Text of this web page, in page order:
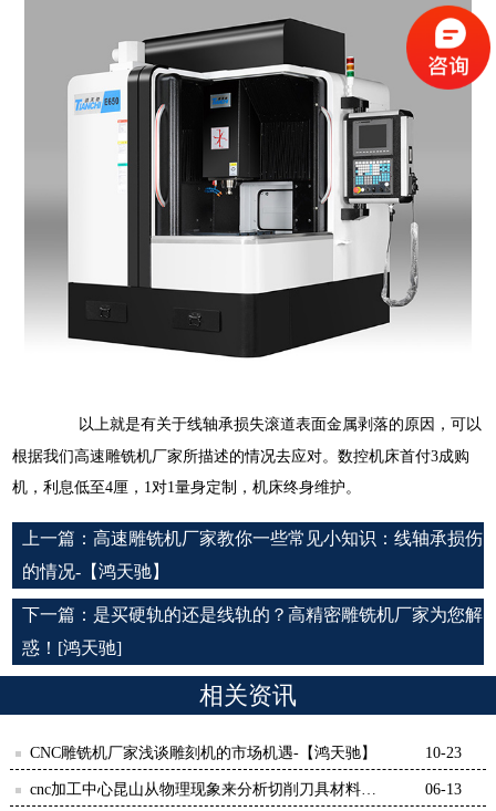
以上就是有关于线轴承损失滚道表面金属剥落的原因，可以
根据我们高速雕铣机厂家所描述的情况去应对。数控机床首付3成购
机，利息低至4厘，1对1量身定制，机床终身维护。
上一篇： 高速雕铣机厂家教你一些常见小知识：线轴承损伤
的情况-【鸿天驰】
下一篇： 是买硬轨的还是线轨的？高精密雕铣机厂家为您解
惑！[鸿天驰]
相关资讯
CNC雕铣机厂家浅谈雕刻机的市场机遇-【鸿天驰】 10-23
cnc加工中心昆山从物理现象来分析切削刀具材料性 06-13